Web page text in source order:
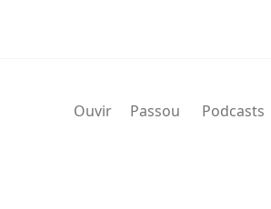
Ouvir Passou Podcasts